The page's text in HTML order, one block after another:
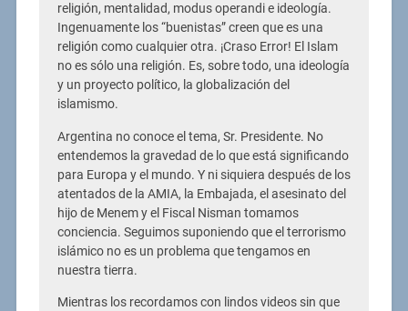
religión, mentalidad, modus operandi e ideología.
Ingenuamente los “buenistas” creen que es una
religión como cualquier otra. ¡Craso Error! El Islam
no es sólo una religión. Es, sobre todo, una ideología
y un proyecto político, la globalización del
islamismo.
Argentina no conoce el tema, Sr. Presidente. No
entendemos la gravedad de lo que está significando
para Europa y el mundo. Y ni siquiera después de los
atentados de la AMIA, la Embajada, el asesinato del
hijo de Menem y el Fiscal Nisman tomamos
conciencia. Seguimos suponiendo que el terrorismo
islámico no es un problema que tengamos en
nuestra tierra.
Mientras los recordamos con lindos videos sin que